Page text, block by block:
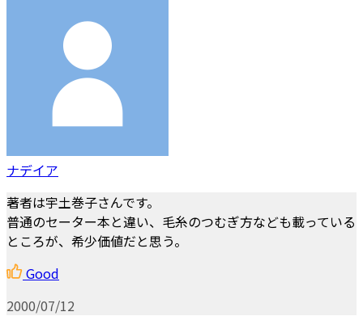
ナデイア
著者は宇土巻子さんです。
普通のセーター本と違い、毛糸のつむぎ方なども載っている
ところが、希少価値だと思う。
Good
2000/07/12